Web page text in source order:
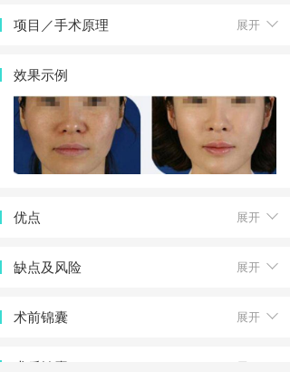
项目／手术原理 展开
效果示例
优点 展开
缺点及风险 展开
术前锦囊 展开
术后锦囊